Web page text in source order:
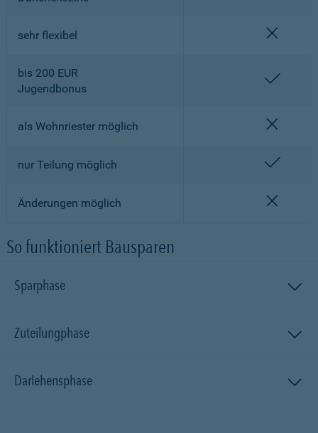
sehr flexibel
bis 200 EUR
Jugendbonus
als Wohnriester möglich
nur Teilung möglich
Änderungen möglich
So funktioniert Bausparen
Sparphase
Zuteilungphase
Darlehensphase